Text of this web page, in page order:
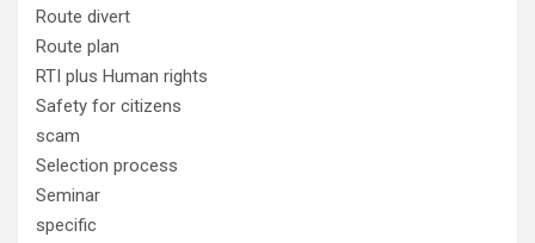
Route divert
Route plan
RTI plus Human rights
Safety for citizens
scam
Selection process
Seminar
specific